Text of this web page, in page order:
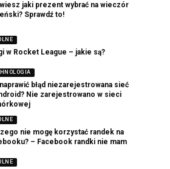
jaki prezent wybrać na wieczór
Sprawdź to!
w Rocket League – jakie są?
błąd niezarejestrowana sieć
Nie zarejestrowano w sieci
nie mogę korzystać randek na
– Facebook randki nie mam